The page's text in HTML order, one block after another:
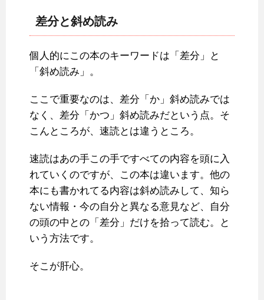
差分と斜め読み
個人的にこの本のキーワードは「差分」と
「斜め読み」。
ここで重要なのは、差分「か」斜め読みでは
なく、差分「かつ」斜め読みだという点。そ
こんところが、速読とは違うところ。
速読はあの手この手ですべての内容を頭に入
れていくのですが、この本は違います。他の
本にも書かれてる内容は斜め読みして、知ら
ない情報・今の自分と異なる意見など、自分
の頭の中との「差分」だけを拾って読む。と
いう方法です。
そこが肝心。